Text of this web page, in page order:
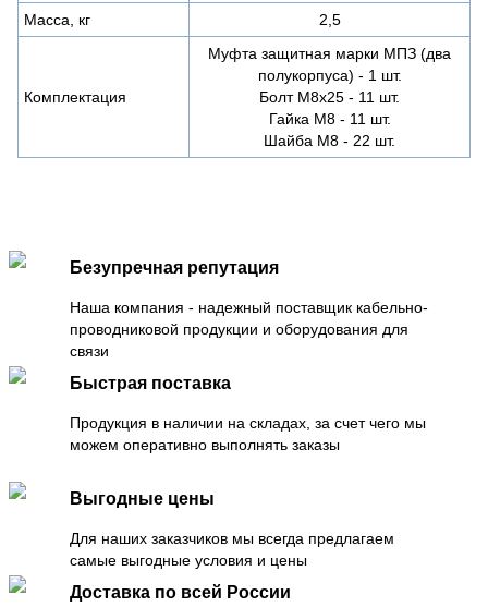
Масса, кг 2,5
Комплектация
Муфта защитная марки МПЗ (два
полукорпуса) - 1 шт.
Болт М8х25 - 11 шт.
Гайка М8 - 11 шт.
Шайба М8 - 22 шт.
Безупречная репутация
Наша компания - надежный поставщик кабельно-
проводниковой продукции и оборудования для
связи
Быстрая поставка
Продукция в наличии на складах, за счет чего мы
можем оперативно выполнять заказы
Выгодные цены
Для наших заказчиков мы всегда предлагаем
самые выгодные условия и цены
Доставка по всей России